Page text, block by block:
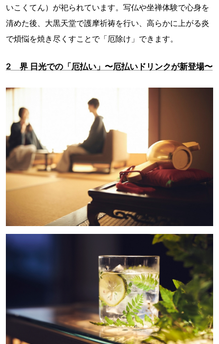
いこくてん）が祀られています。写仏や坐禅体験で心身を
清めた後、大黒天堂で護摩祈祷を行い、高らかに上がる炎
で煩悩を焼き尽くすことで「厄除け」できます。
2 界 日光での「厄払い」〜厄払いドリンクが新登場〜